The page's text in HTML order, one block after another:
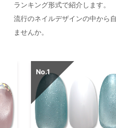
ランキング形式で紹介します。
流行のネイルデザインの中から
ませんか。